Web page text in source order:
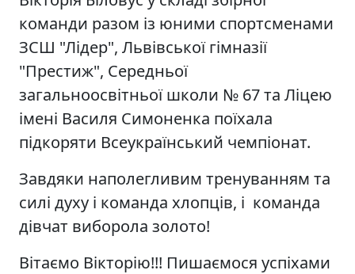
команди разом із юними спортсменами
ЗСШ "Лідер", Львівської гімназії
"Престиж", Середньої
загальноосвітньої школи № 67 та Ліцею
імені Василя Симоненка поїхала
підкоряти Всеукраїнський чемпіонат.
Завдяки наполегливим тренуванням та
силі духу і команда хлопців, і команда
дівчат виборола золото!
Вітаємо Вікторію!!! Пишаємося успіхами